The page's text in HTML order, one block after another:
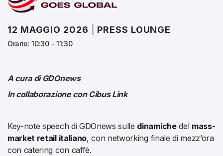
12 MAGGIO 2026 PRESS LOUNGE
Orario: 10:30 - 11:30
A cura di GDOnews
In collaborazione con Cibus Link
Key-note speech di GDOnews sulle dinamichedel mass-
market retail italiano, con networking finale di mezz’ora
con catering con caffè.